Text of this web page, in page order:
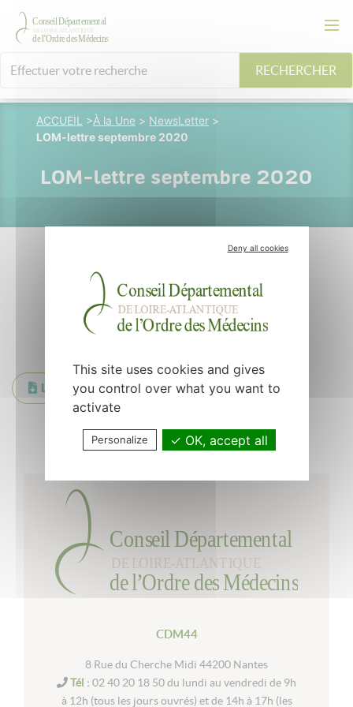
RECHERCHER
ACCUEIL >À la Une > NewsLetter >
LOM-lettre septembre 2020
LOM-lettre septembre 2020
LOM-lettre sept 2020
Retour à la liste
CDM44
8 Rue du Cherche Midi 44200 Nantes
Tél : 02 40 20 18 50 du lundi au vendredi de 9h
à 12h (tous les jours ouvrés) et de 14h à 17h (les
Deny all cookies
This site uses cookies and gives
you control over what you want to
activate
Personalize OK, accept all